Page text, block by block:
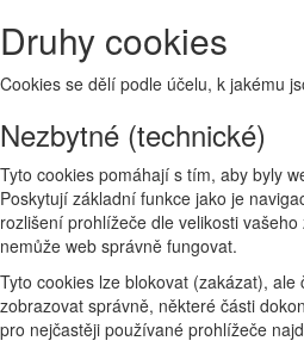
Druhy cookies
Cookies se dělí podle účelu, k jakému
Nezbytné (technické)
Tyto cookies pomáhají s tím, aby byly
Poskytují základní funkce jako je
rozlišení prohlížeče dle velikosti
nemůže web správně fungovat.
Tyto cookies lze blokovat (zakázat),
zobrazovat správně, některé části
pro nejčastěji používané prohlížeče